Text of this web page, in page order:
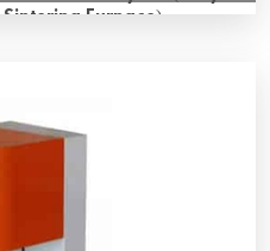
Furnace)
type boîte. Il utilise une
de haute pureté comme
rend léger, compact et ne
kW de puissance.